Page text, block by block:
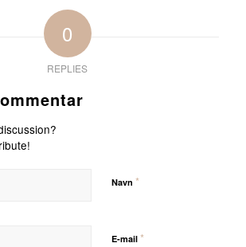
0
REPLIES
Navn *
E-mail *